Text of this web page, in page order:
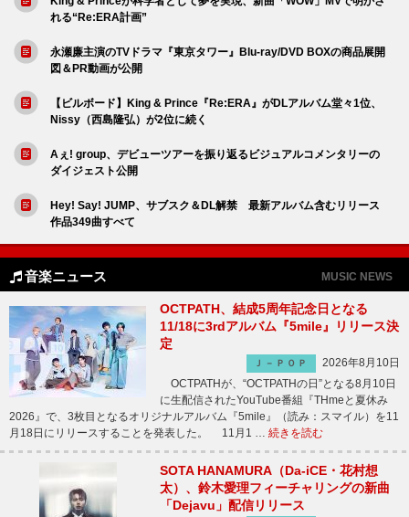
れる“Re:ERA計画”
永瀬廉主演のTVドラマ『東京タワー』Blu-ray/DVD BOXの商品展開
図＆PR動画が公開
【ビルボード】King & Prince『Re:ERA』がDLアルバム堂々1位、
Nissy（西島隆弘）が2位に続く
Aぇ! group、デビューツアーを振り返るビジュアルコメンタリーの
ダイジェスト公開
Hey! Say! JUMP、サブスク＆DL解禁 最新アルバム含むリリース
作品349曲すべて
音楽ニュース MUSIC NEWS
OCTPATH、結成5周年記念日となる
11/18に3rdアルバム『5mile』リリース決
定
Ｊ－ＰＯＰ
2026年8月10日
OCTPATHが、“OCTPATHの日”となる8月10日
に生配信されたYouTube番組『THmeと夏休み
2026』で、3枚目となるオリジナルアルバム『5mile』（読み：スマイル）を11
月18日にリリースすることを発表した。 11月1 … 続きを読む
SOTA HANAMURA（Da-iCE・花村想
太）、鈴木愛理フィーチャリングの新曲
「Dejavu」配信リリース